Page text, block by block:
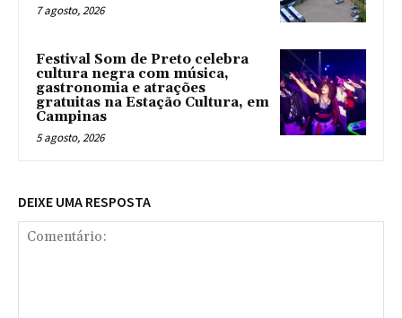
7 agosto, 2026
Festival Som de Preto celebra
cultura negra com música,
gastronomia e atrações
gratuitas na Estação Cultura, em
Campinas
5 agosto, 2026
DEIXE UMA RESPOSTA